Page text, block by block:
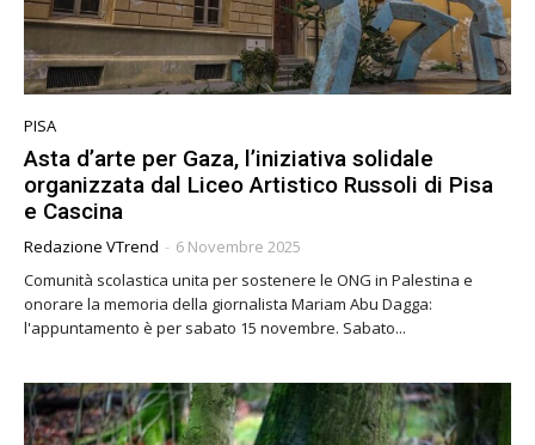
PISA
Asta d’arte per Gaza, l’iniziativa solidale
organizzata dal Liceo Artistico Russoli di Pisa
e Cascina
Redazione VTrend - 6 Novembre 2025
Comunità scolastica unita per sostenere le ONG in Palestina e
onorare la memoria della giornalista Mariam Abu Dagga:
l'appuntamento è per sabato 15 novembre. Sabato...